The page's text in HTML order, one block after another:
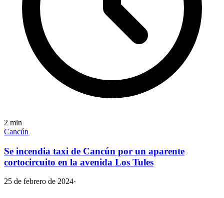
2 min
Cancún
Se incendia taxi de Cancún por un aparente
cortocircuito en la avenida Los Tules
25 de febrero de 2024·